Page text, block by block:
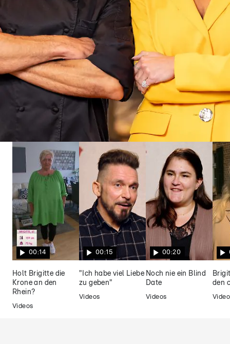
Grill den Henssler
Grill den Henssler Sommer-Special:
Sommer, Sonne, Steffen Henssler
00:14
Holt Brigitte die
Krone an den
Rhein?
Videos
00:15
"Ich habe viel Liebe
zu geben"
Videos
00:20
Noch nie ein Blind
Date
Videos
den